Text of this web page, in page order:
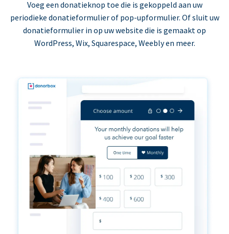
Voeg een donatieknop toe die is gekoppeld aan uw
periodieke donatieformulier of pop-upformulier. Of sluit uw
donatieformulier in op uw website die is gemaakt op
WordPress, Wix, Squarespace, Weebly en meer.